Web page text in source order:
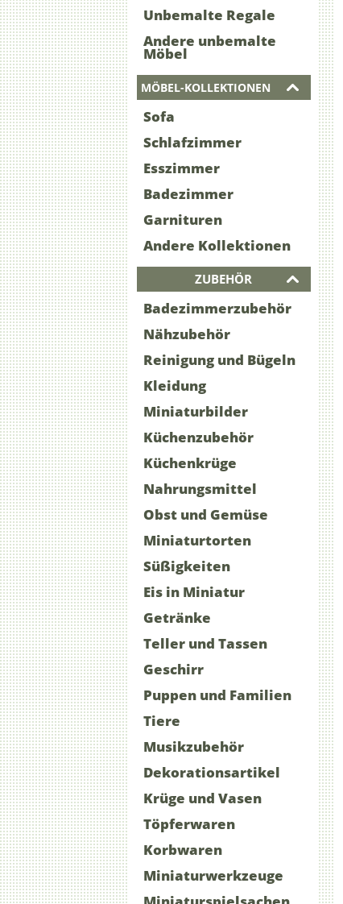
Unbemalte Regale
Andere unbemalte
Möbel
MÖBEL-KOLLEKTIONEN
Sofa
Schlafzimmer
Esszimmer
Badezimmer
Garnituren
Andere Kollektionen
ZUBEHÖR
Badezimmerzubehör
Nähzubehör
Reinigung und Bügeln
Kleidung
Miniaturbilder
Küchenzubehör
Küchenkrüge
Nahrungsmittel
Obst und Gemüse
Miniaturtorten
Süßigkeiten
Eis in Miniatur
Getränke
Teller und Tassen
Geschirr
Puppen und Familien
Tiere
Musikzubehör
Dekorationsartikel
Krüge und Vasen
Töpferwaren
Korbwaren
Miniaturwerkzeuge